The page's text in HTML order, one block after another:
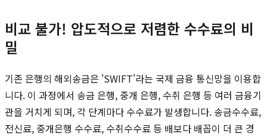
비교 불가! 압도적으로 저렴한 수수료의 비
밀
기존 은행의 해외송금은 'SWIFT'라는 국제 금융 통신망을 이용합
니다. 이 과정에서 송금 은행, 중개 은행, 수취 은행 등 여러 금융기
관을 거치게 되며, 각 단계마다 수수료가 발생합니다. 송금수수료,
전신료, 중개은행 수수료, 수취수수료 등 배보다 배꼽이 더 큰 경